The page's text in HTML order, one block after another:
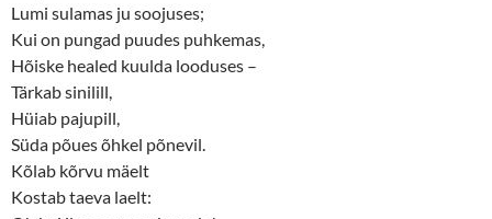
Lumi sulamas ju soojuses;
Kui on pungad puudes puhkemas,
Hõiske healed kuulda looduses –
Tärkab sinilill,
Hüiab pajupill,
Süda põues õhkel põnevil.
Kõlab kõrvu mäelt
Kostab taeva laelt: